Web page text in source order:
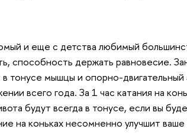
и еще с детства любимый
способность держать равновесие.
тонусе мышцы и опорно-
всего года. За 1 час катания на
будут всегда в тонусе, если вы
на коньках несомненно улучшит